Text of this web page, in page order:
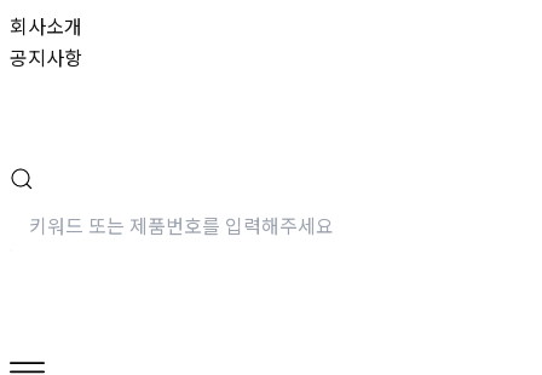
콘
텐
너
회사소개
공지사항